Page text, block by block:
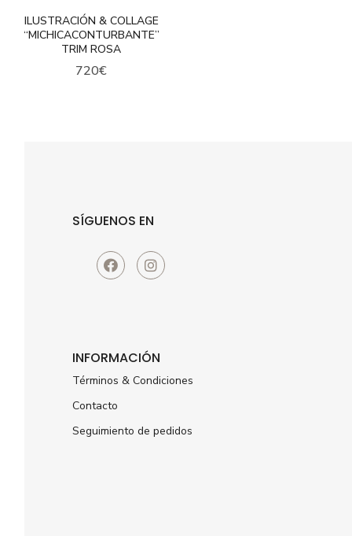
ILUSTRACIÓN & COLLAGE
“MICHICACONTURBANTE”
TRIM ROSA
720€
SÍGUENOS EN
INFORMACIÓN
Términos & Condiciones
Contacto
Seguimiento de pedidos